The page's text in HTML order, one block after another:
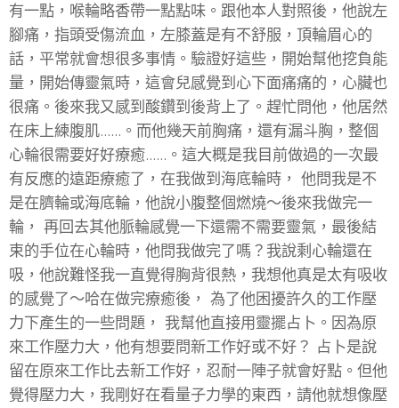
有一點，喉輪略香帶一點點味。跟他本人對照後，他說左
腳痛，指頭受傷流血，左膝蓋是有不舒服，頂輪眉心的
話，平常就會想很多事情。驗證好這些，開始幫他挖負能
量，開始傳靈氣時，這會兒感覺到心下面痛痛的，心臟也
很痛。後來我又感到酸鑽到後背上了。趕忙問他，他居然
在床上練腹肌……。而他幾天前胸痛，還有漏斗胸，整個
心輪很需要好好療癒……。這大概是我目前做過的一次最
有反應的遠距療癒了，在我做到海底輪時， 他問我是不
是在臍輪或海底輪，他說小腹整個燃燒～後來我做完一
輪， 再回去其他脈輪感覺一下還需不需要靈氣，最後結
束的手位在心輪時，他問我做完了嗎？我說剩心輪還在
吸，他說難怪我一直覺得胸背很熱，我想他真是太有吸收
的感覺了～哈在做完療癒後， 為了他困擾許久的工作壓
力下產生的一些問題， 我幫他直接用靈擺占卜。因為原
來工作壓力大，他有想要問新工作好或不好？ 占卜是說
留在原來工作比去新工作好，忍耐一陣子就會好點。但他
覺得壓力大，我剛好在看量子力學的東西，請他就想像壓